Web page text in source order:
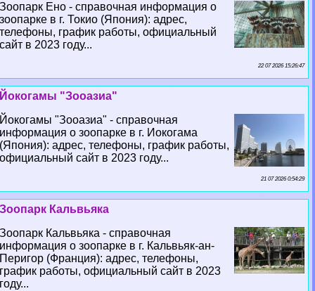
Зоопарк Ено - справочная информация о
зоопарке в г. Токио (Япония): адрес,
телефоны, график работы, официальный
сайт в 2023 году...
22 07 2026 15:26:47
Йокогамы "Зооазиа"
Йокогамы "Зооазиа" - справочная
информация о зоопарке в г. Иокогама
(Япония): адрес, телефоны, график работы,
официальный сайт в 2023 году...
21 07 2026 0:54:29
Зоопарк Кальвьяка
Зоопарк Кальвьяка - справочная
информация о зоопарке в г. Кальвьяк-ан-
Перигор (Франция): адрес, телефоны,
график работы, официальный сайт в 2023
году...